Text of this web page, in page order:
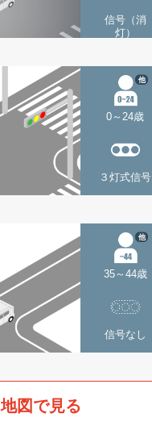
信号（消
灯）
0～24歳
他
３灯式信号
35～44歳
他
信号なし
地図で見る